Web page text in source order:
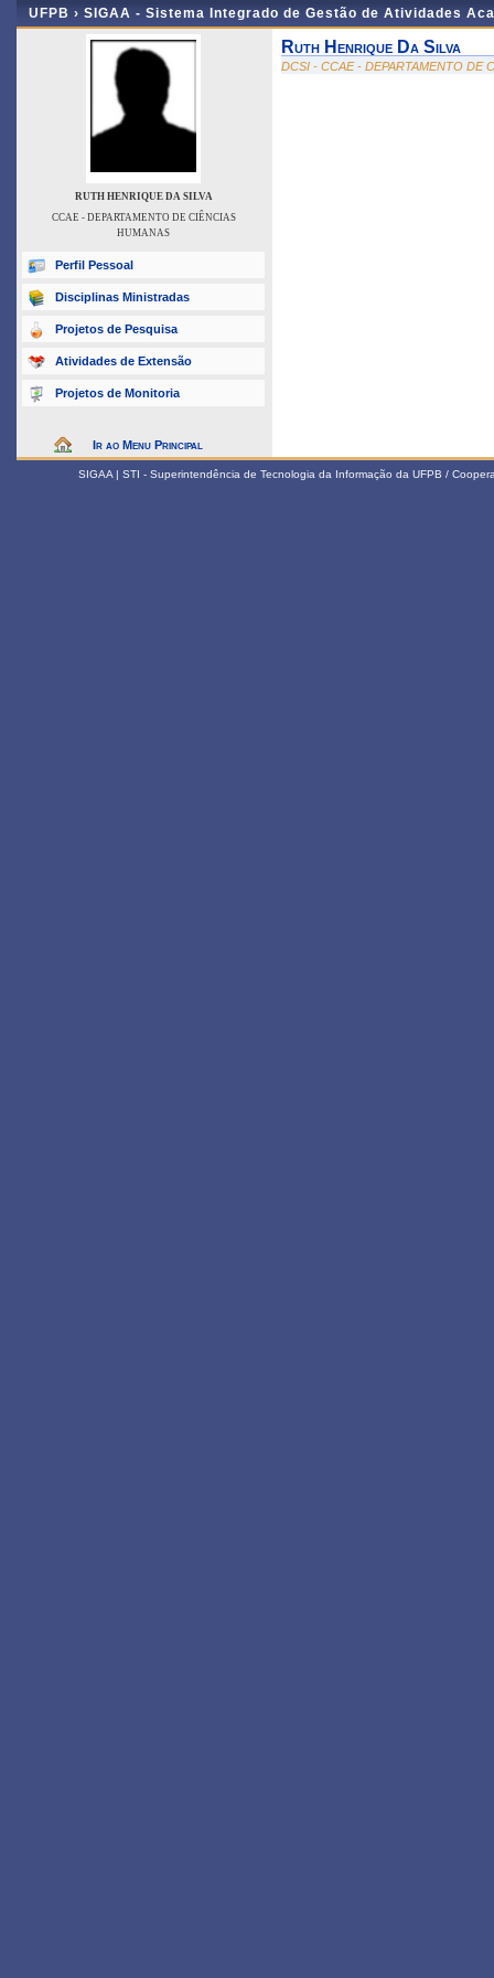
UFPB › SIGAA - Sistema Integrado de Gestão de Atividades
RUTH HENRIQUE DA SILVA
CCAE - DEPARTAMENTO DE CIÊNCIAS
HUMANAS
Perfil Pessoal
Disciplinas Ministradas
Projetos de Pesquisa
Atividades de Extensão
Projetos de Monitoria
Ir ao Menu Principal
Ruth Henrique Da Silva
DCSI - CCAE - DEPARTAMENTO DE
SIGAA | STI - Superintendência de Tecnologia da Informação da UFPB /